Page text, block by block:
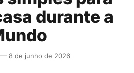
durante a
— 8 de junho de 2026